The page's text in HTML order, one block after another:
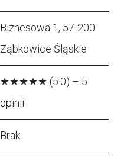
Biznesowa 1, 57-200
Ząbkowice Śląskie
★★★★★ (5.0) – 5
opinii
Brak